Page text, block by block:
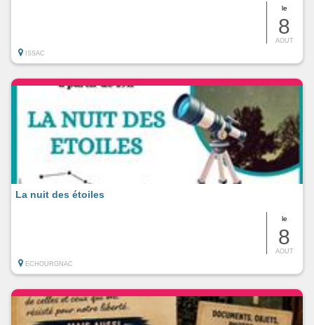
le
8
AOUT
ISSAC
le
8
AOUT
La nuit des étoiles
ECHOURGNAC